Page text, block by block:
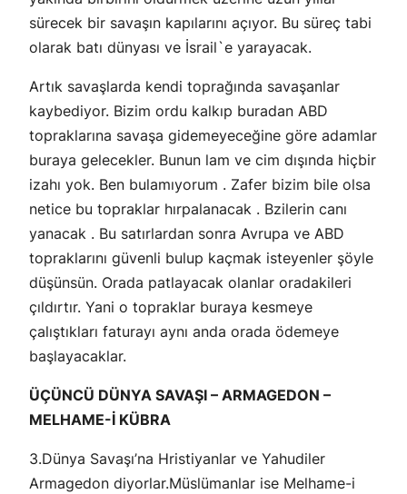
sürecek bir savaşın kapılarını açıyor. Bu süreç tabi
olarak batı dünyası ve İsrail`e yarayacak.
Artık savaşlarda kendi toprağında savaşanlar
kaybediyor. Bizim ordu kalkıp buradan ABD
topraklarına savaşa gidemeyeceğine göre adamlar
buraya gelecekler. Bunun lam ve cim dışında hiçbir
izahı yok. Ben bulamıyorum . Zafer bizim bile olsa
netice bu topraklar hırpalanacak . Bzilerin canı
yanacak . Bu satırlardan sonra Avrupa ve ABD
topraklarını güvenli bulup kaçmak isteyenler şöyle
düşünsün. Orada patlayacak olanlar oradakileri
çıldırtır. Yani o topraklar buraya kesmeye
çalıştıkları faturayı aynı anda orada ödemeye
başlayacaklar.
ÜÇÜNCÜ DÜNYA SAVAŞI – ARMAGEDON –
MELHAME-İ KÜBRA
3.Dünya Savaşı’na Hristiyanlar ve Yahudiler
Armagedon diyorlar.Müslümanlar ise Melhame-i